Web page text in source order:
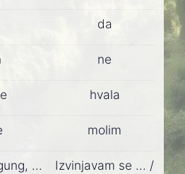
da
ne
hvala
molim
...
Izvinjavam se ... /